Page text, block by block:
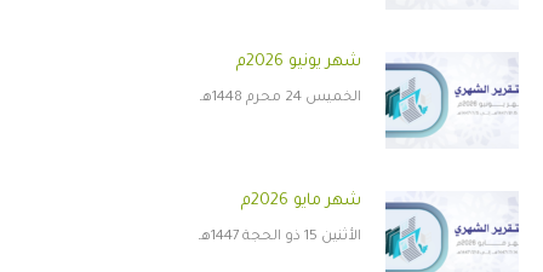
شهر يونيو 2026م
الخميس 24 محرم 1448هـ
شهر مايو 2026م
الأثنين 15 ذو الحجة 1447هـ